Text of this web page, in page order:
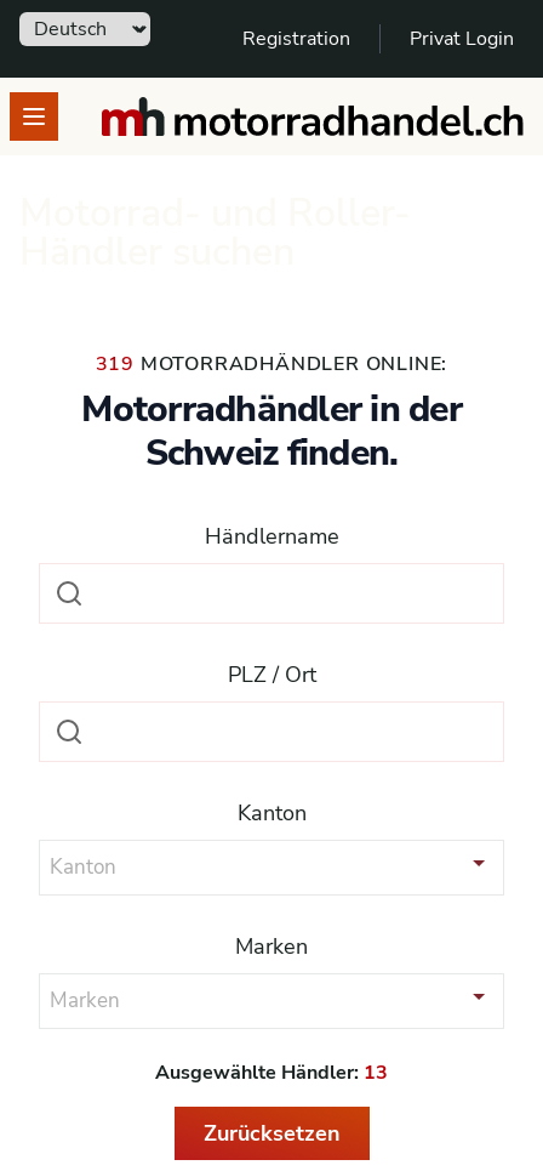
Sprache Registration Privat Login
Open menumotorradhandel.ch
319 MOTORRADHÄNDLER ONLINE:
Motorradhändler in der
Schweiz finden.
Händlername
PLZ / Ort
Kanton
Kanton
Marken
Marken
Ausgewählte Händler: 13
Zurücksetzen